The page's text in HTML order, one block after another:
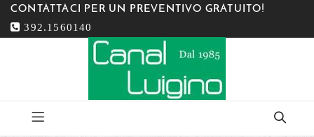
CONTATTACI PER UN PREVENTIVO GRATUITO!
392.1560140